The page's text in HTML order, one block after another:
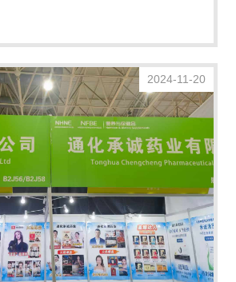
2024-11-20